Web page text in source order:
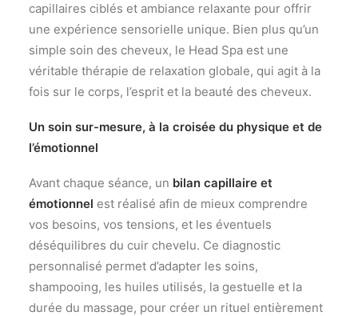
capillaires ciblés et ambiance relaxante pour offrir
une expérience sensorielle unique. Bien plus qu’un
simple soin des cheveux, le Head Spa est une
véritable thérapie de relaxation globale, qui agit à la
fois sur le corps, l’esprit et la beauté des cheveux.
Un soin sur-mesure, à la croisée du physique et de
l’émotionnel
Avant chaque séance, un bilan capillaire et
émotionnel est réalisé afin de mieux comprendre
vos besoins, vos tensions, et les éventuels
déséquilibres du cuir chevelu. Ce diagnostic
personnalisé permet d’adapter les soins,
shampooing, les huiles utilisés, la gestuelle et la
durée du massage, pour créer un rituel entièrement